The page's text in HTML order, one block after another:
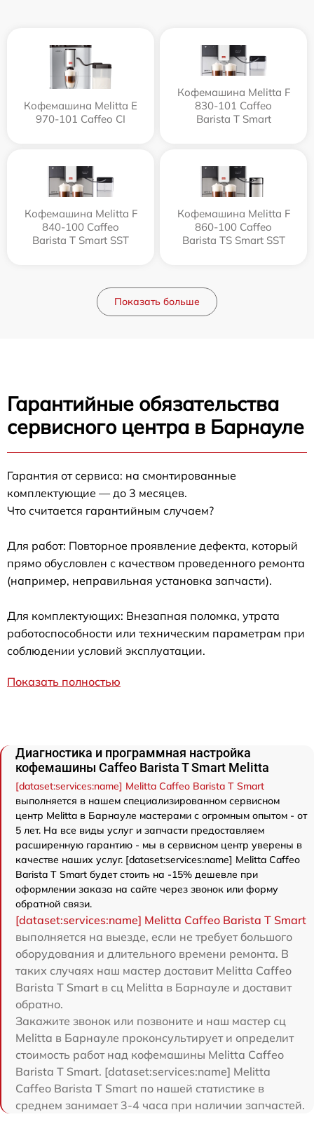
Кофемашина Melitta Е
970-101 Caffeo CI
Кофемашина Melitta F
830-101 Caffeo
Barista T Smart
Кофемашина Melitta F
840-100 Caffeo
Barista T Smart SST
Кофемашина Melitta F
860-100 Caffeo
Barista TS Smart SST
Показать больше
Гарантийные обязательства
сервисного центра в Барнауле
Гарантия от сервиса: на смонтированные
комплектующие — до 3 месяцев.
Что считается гарантийным случаем?
Для работ: Повторное проявление дефекта, который
прямо обусловлен с качеством проведенного ремонта
(например, неправильная установка запчасти).
Для комплектующих: Внезапная поломка, утрата
работоспособности или техническим параметрам при
соблюдении условий эксплуатации.
Показать полностью
Диагностика и программная настройка
кофемашины Caffeo Barista T Smart Melitta
[dataset:services:name] Melitta Caffeo Barista T Smart
выполняется в нашем специализированном сервисном
центр Melitta в Барнауле мастерами с огромным опытом - от
5 лет. На все виды услуг и запчасти предоставляем
расширенную гарантию - мы в сервисном центр уверены в
качестве наших услуг. [dataset:services:name] Melitta Caffeo
Barista T Smart будет стоить на -15% дешевле при
оформлении заказа на сайте через звонок или форму
обратной связи.
[dataset:services:name] Melitta Caffeo Barista T Smart
выполняется на выезде, если не требует большого
оборудования и длительного времени ремонта. В
таких случаях наш мастер доставит Melitta Caffeo
Barista T Smart в сц Melitta в Барнауле и доставит
обратно.
Закажите звонок или позвоните и наш мастер сц
Melitta в Барнауле проконсультирует и определит
стоимость работ над кофемашины Melitta Caffeo
Barista T Smart. [dataset:services:name] Melitta
Caffeo Barista T Smart по нашей статистике в
среднем занимает 3-4 часа при наличии запчастей.